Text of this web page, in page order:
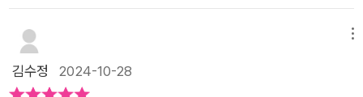
을 느끼게 됩니다.그리고 만약 그 길이 잘못되었면 비난이 아니
라 응원을보내야한다는 것도."개와 그가 표상하는 인간의 정체
성, 삶의 자세, 생의 지향점을 탐구하는 스펙터클한 이야기" - 공
모전 심사평 중에서 - 반려견이 아닌 들개로, 길들기를 거부하
김수정 2024-10-28